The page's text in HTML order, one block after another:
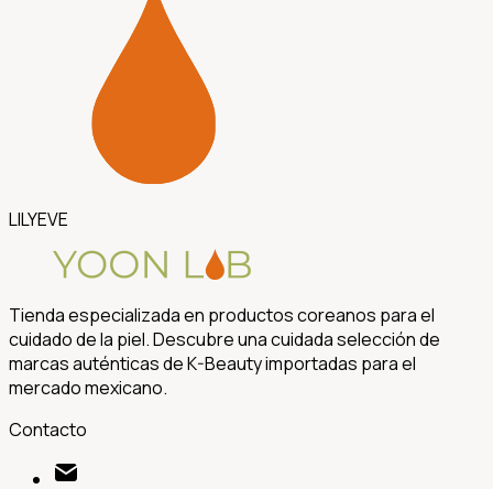
LILYEVE
Tienda especializada en productos coreanos para el
cuidado de la piel. Descubre una cuidada selección de
marcas auténticas de K-Beauty importadas para el
mercado mexicano.
Contacto